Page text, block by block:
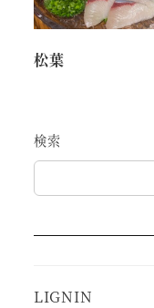
松葉
検索
LIGNIN